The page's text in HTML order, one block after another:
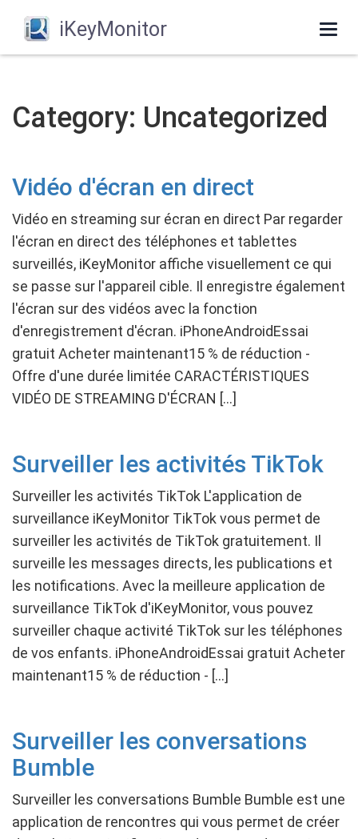
iKeyMonitor
Category: Uncategorized
Vidéo d'écran en direct
Vidéo en streaming sur écran en direct Par regarder
l'écran en direct des téléphones et tablettes
surveillés, iKeyMonitor affiche visuellement ce qui
se passe sur l'appareil cible. Il enregistre également
l'écran sur des vidéos avec la fonction
d'enregistrement d'écran. iPhoneAndroidEssai
gratuit Acheter maintenant15 % de réduction -
Offre d'une durée limitée CARACTÉRISTIQUES
VIDÉO DE STREAMING D'ÉCRAN […]
Surveiller les activités TikTok
Surveiller les activités TikTok L'application de
surveillance iKeyMonitor TikTok vous permet de
surveiller les activités de TikTok gratuitement. Il
surveille les messages directs, les publications et
les notifications. Avec la meilleure application de
surveillance TikTok d'iKeyMonitor, vous pouvez
surveiller chaque activité TikTok sur les téléphones
de vos enfants. iPhoneAndroidEssai gratuit Acheter
maintenant15 % de réduction - […]
Surveiller les conversations
Bumble
Surveiller les conversations Bumble Bumble est une
application de rencontres qui vous permet de créer